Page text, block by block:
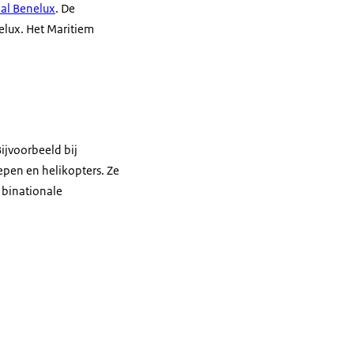
Benelux. De
Het Maritiem
bij
en helikopters. Ze
binationale